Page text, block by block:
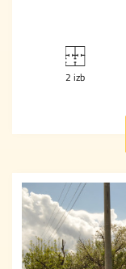
2 izb